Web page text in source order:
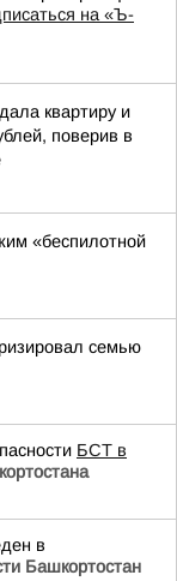
на «Ъ-
квартиру и
поверив в
«беспилотной
семью
БСТ в
в
Башкортостан